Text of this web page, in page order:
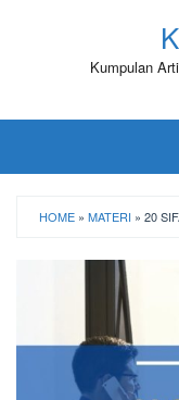
Kumpulan
HOME » MATERI » 20